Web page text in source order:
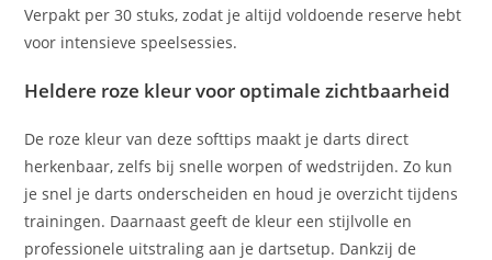
Verpakt per 30 stuks, zodat je altijd voldoende reserve hebt
voor intensieve speelsessies.
Heldere roze kleur voor optimale zichtbaarheid
De roze kleur van deze softtips maakt je darts direct
herkenbaar, zelfs bij snelle worpen of wedstrijden. Zo kun
je snel je darts onderscheiden en houd je overzicht tijdens
trainingen. Daarnaast geeft de kleur een stijlvolle en
professionele uitstraling aan je dartsetup. Dankzij de